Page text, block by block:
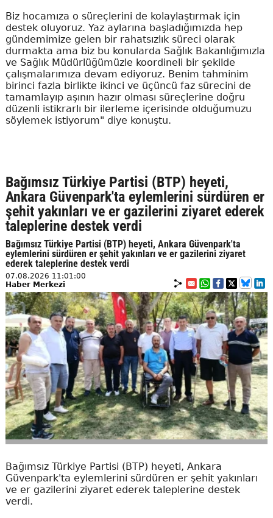
Biz hocamıza o süreçlerini de kolaylaştırmak için
destek oluyoruz. Yaz aylarına başladığımızda hep
gündemimize gelen bir rahatsızlık süreci olarak
durmakta ama biz bu konularda Sağlık Bakanlığımızla
ve Sağlık Müdürlüğümüzle koordineli bir şekilde
çalışmalarımıza devam ediyoruz. Benim tahminim
birinci fazla birlikte ikinci ve üçüncü faz sürecini de
tamamlayıp aşının hazır olması süreçlerine doğru
düzenli istikrarlı bir ilerleme içerisinde olduğumuzu
söylemek istiyorum" diye konuştu.
Bağımsız Türkiye Partisi (BTP) heyeti,
Ankara Güvenpark'ta eylemlerini sürdüren er
şehit yakınları ve er gazilerini ziyaret ederek
taleplerine destek verdi
Bağımsız Türkiye Partisi (BTP) heyeti, Ankara Güvenpark'ta
eylemlerini sürdüren er şehit yakınları ve er gazilerini ziyaret
ederek taleplerine destek verdi
07.08.2026 11:01:00
Haber Merkezi
Bağımsız Türkiye Partisi (BTP) heyeti, Ankara
Güvenpark'ta eylemlerini sürdüren er şehit yakınları
ve er gazilerini ziyaret ederek taleplerine destek
verdi.